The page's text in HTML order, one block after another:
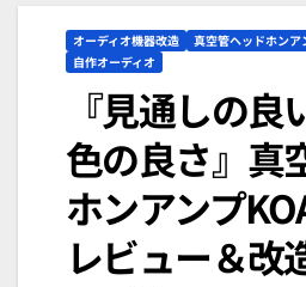
オーディオ機器改造
真空管ヘッドホンア
自作オーディオ
『見通しの
色の良さ』真
ホンアンプ
レビュー＆改